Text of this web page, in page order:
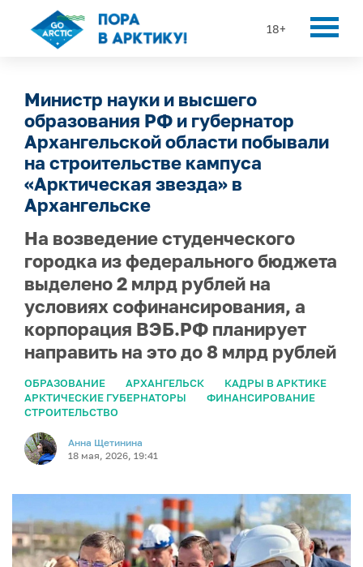
18+
Министр науки и высшего
образования РФ и губернатор
Архангельской области побывали
на строительстве кампуса
«Арктическая звезда» в
Архангельске
На возведение студенческого
городка из федерального бюджета
выделено 2 млрд рублей на
условиях софинансирования, а
корпорация ВЭБ.РФ планирует
направить на это до 8 млрд рублей
ОБРАЗОВАНИЕ АРХАНГЕЛЬСК
КАДРЫ В АРКТИКЕ
АРКТИЧЕСКИЕ ГУБЕРНАТОРЫ
ФИНАНСИРОВАНИЕ
СТРОИТЕЛЬСТВО
Анна Щетинина
18 мая, 2026, 19:41